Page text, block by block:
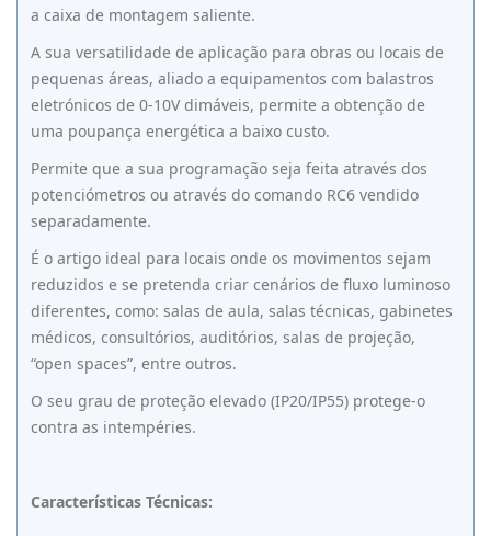
a caixa de montagem saliente.
A sua versatilidade de aplicação para obras ou locais de
pequenas áreas, aliado a equipamentos com balastros
eletrónicos de 0-10V dimáveis, permite a obtenção de
uma poupança energética a baixo custo.
Permite que a sua programação seja feita através dos
potenciómetros ou através do comando RC6 vendido
separadamente.
É o artigo ideal para locais onde os movimentos sejam
reduzidos e se pretenda criar cenários de fluxo luminoso
diferentes, como: salas de aula, salas técnicas, gabinetes
médicos, consultórios, auditórios, salas de projeção,
“open spaces”, entre outros.
O seu grau de proteção elevado (IP20/IP55) protege-o
contra as intempéries.
Características Técnicas: